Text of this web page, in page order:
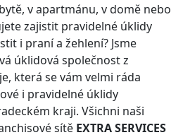
v apartmánu, v domě nebo
zajistit pravidelné úklidy
i praní a žehlení? Jsme
úklidová společnostz
, která se vám velmi ráda
i pravidelné úklidy
kraji. Všichni naši
sítě EXTRA SERVICES